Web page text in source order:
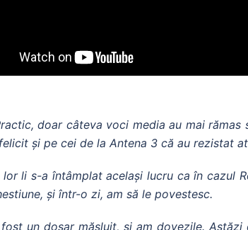
doar câteva voci media au mai rămas
și pe cei de la Antena 3 că au rezistat
lor li s-a întâmplat același lucru ca în cazul
și într-o zi, am să le povestesc.
un dosar măsluit, și am dovezile. Astăzi